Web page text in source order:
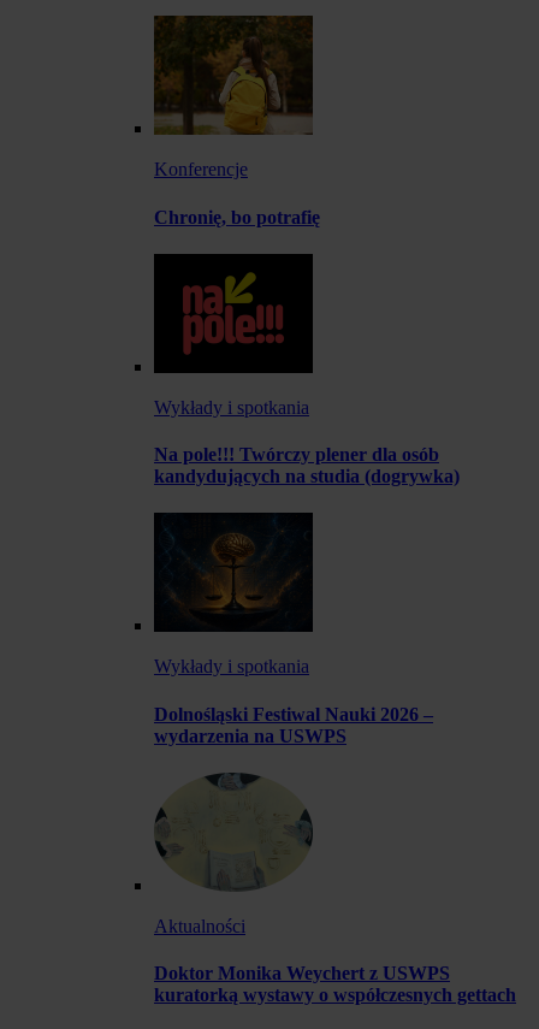
Konferencje
Chronię, bo potrafię
Wykłady i spotkania
Na pole!!! Twórczy plener dla osób
kandydujących na studia (dogrywka)
Wykłady i spotkania
Dolnośląski Festiwal Nauki 2026 –
wydarzenia na USWPS
Aktualności
Doktor Monika Weychert z USWPS
kuratorką wystawy o współczesnych gettach